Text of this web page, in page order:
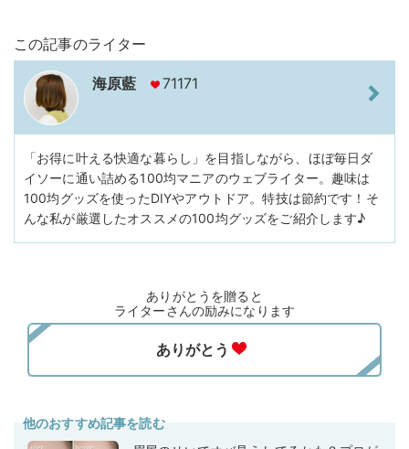
この記事のライター
海原藍 71171
「お得に叶える快適な暮らし」を目指しながら、ほぼ毎日ダ
イソーに通い詰める100均マニアのウェブライター。趣味は
100均グッズを使ったDIYやアウトドア。特技は節約です！そ
んな私が厳選したオススメの100均グッズをご紹介します♪
ありがとうを贈ると
ライターさんの励みになります
他のおすすめ記事を読む